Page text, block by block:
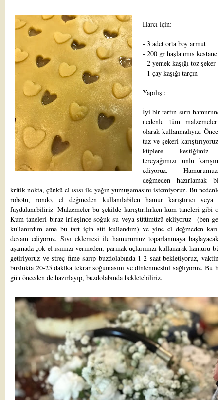
Harcı için:
- 3 adet orta boy armut
- 200 gr haşlanmış kestane
- 2 yemek kaşığı toz şeker
- 1 çay kaşığı tarçın
Yapılışı:
İyi bir tartın sırrı
nedenle tüm
olarak kullanmalıyız.
tuz ve şekeri
küplere kestiğimiz
tereyağımızı unlu
ediyoruz.
değmeden hazırlamak
kritik nokta, çünkü el ısısı ile yağın yumuşamasını istemiyoruz. Bu
robotu, rondo, el değmeden kullanılabilen hamur karıştırıcı veya
faydalanabiliriz. Malzemeler bu şekilde karıştırılırken kum taneleri gibi
Kum taneleri biraz irileşince soğuk su veya sütümüzü ekliyoruz (ben
kullanırdım ama bu tart için süt kullandım) ve yine el değmeden
devam ediyoruz. Sıvı eklemesi ile hamurumuz toparlanmaya
aşamada çok el ısımızı vermeden, parmak uçlarımızı kullanarak hamuru
getiriyoruz ve streç fime sarıp buzdolabında 1-2 saat bekletiyoruz,
buzlukta 20-25 dakika tekrar soğumasını ve dinlenmesini sağlıyoruz. Bu
gün önceden de hazırlayıp, buzdolabında bekletebiliriz.